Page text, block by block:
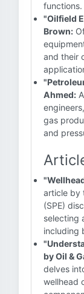
functions.
"Oilfield
Brown:
and their
Ahmed:
gas
and
article by
(SPE)
selecting
including
by Oil &
delves
wellhead